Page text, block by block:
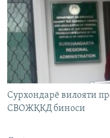
Сурхондарё вилояти
СВОЖҚКД биноси